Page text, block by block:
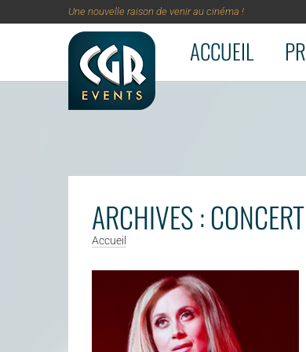
Aller au contenu principal
Une nouvelle raison de venir au cinéma !
ACCUEIL
ARCHIVES : CONCERT
Accueil